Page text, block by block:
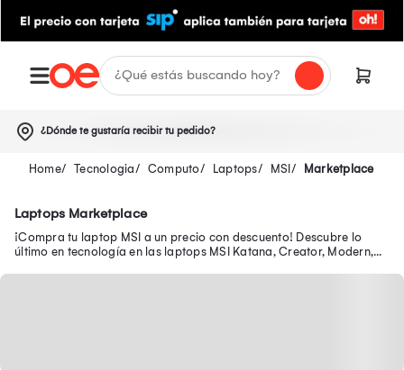
¿Dónde te gustaría recibir tu pedido?
Tecnologia Computo Laptops MSI Marketplace
Laptops Marketplace
¡Compra tu laptop MSI a un precio con descuento! Descubre lo
último en tecnología en las laptops MSI Katana, Creator, Modern,